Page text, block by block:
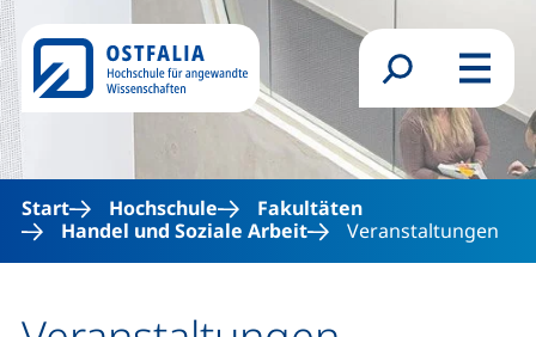
Direkt zum Inhalt
Suchformular
Menü
Start Hochschule
Fakultäten
Handel und Soziale Arbeit
Veranstaltungen